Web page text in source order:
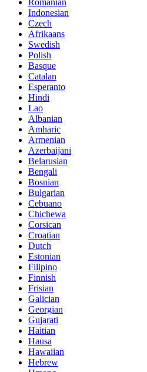
Indonesian
Czech
Afrikaans
Swedish
Polish
Basque
Catalan
Esperanto
Hindi
Lao
Albanian
Amharic
Armenian
Azerbaijani
Belarusian
Bengali
Bosnian
Bulgarian
Cebuano
Chichewa
Corsican
Croatian
Dutch
Estonian
Filipino
Finnish
Frisian
Galician
Georgian
Gujarati
Haitian
Hausa
Hawaiian
Hebrew